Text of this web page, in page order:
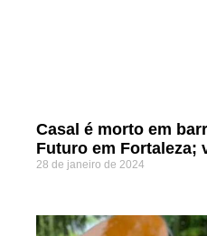
Casal é morto em
Futuro em Fortaleza;
28 de janeiro de 2024